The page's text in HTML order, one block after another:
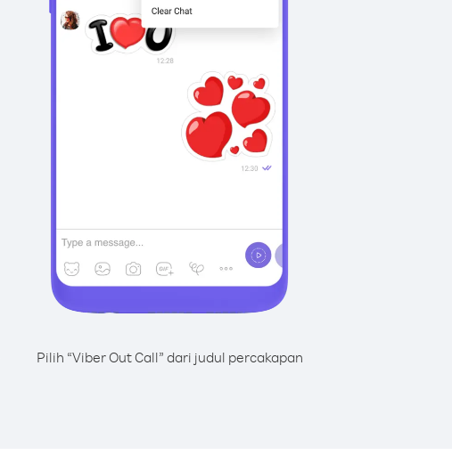
Pilih “Viber Out Call” dari judul percakapan